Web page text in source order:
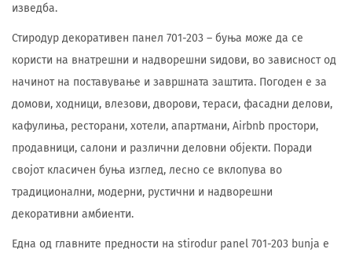
изведба.
Стиродур декоративен панел 701-203 – буња може да се
користи на внатрешни и надворешни ѕидови, во зависност од
начинот на поставување и завршната заштита. Погоден е за
домови, ходници, влезови, дворови, тераси, фасадни делови,
кафулиња, ресторани, хотели, апартмани, Airbnb простори,
продавници, салони и различни деловни објекти. Поради
својот класичен буња изглед, лесно се вклопува во
традиционални, модерни, рустични и надворешни
декоративни амбиенти.
Една од главните предности на stirodur panel 701-203 bunja е